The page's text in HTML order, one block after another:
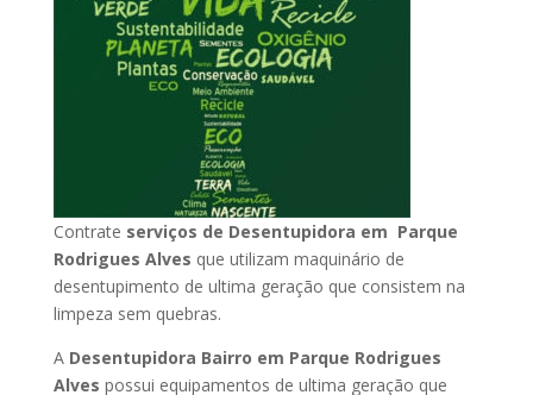
Contrate serviços de Desentupidora em Parque
Rodrigues Alves que utilizam maquinário de
desentupimento de ultima geração que consistem na
limpeza sem quebras.
A Desentupidora Bairro em Parque Rodrigues
Alves possui equipamentos de ultima geração que